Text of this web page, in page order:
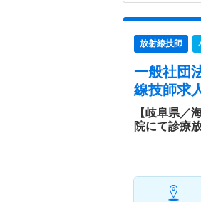
放射線技師
一般社団
線技師求
【岐阜県／
院にて診療